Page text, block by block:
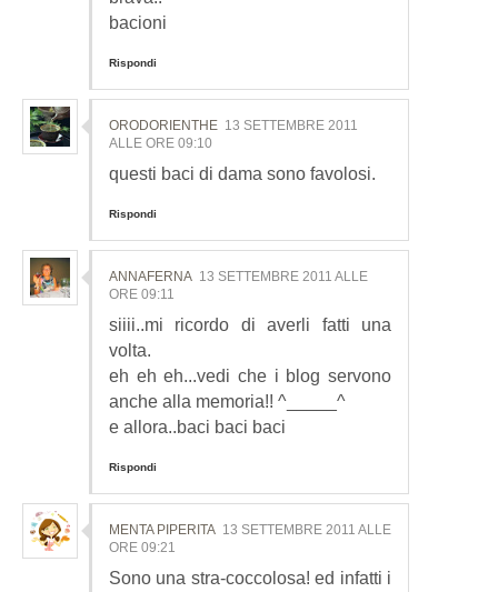
bacioni
Rispondi
ORODORIENTHE 13 SETTEMBRE 2011
ALLE ORE 09:10
questi baci di dama sono favolosi.
Rispondi
ANNAFERNA 13 SETTEMBRE 2011 ALLE
ORE 09:11
siiii..mi ricordo di averli fatti una
volta.
eh eh eh...vedi che i blog servono
anche alla memoria!! ^_____^
e allora..baci baci baci
Rispondi
MENTA PIPERITA 13 SETTEMBRE 2011 ALLE
ORE 09:21
Sono una stra-coccolosa! ed infatti i